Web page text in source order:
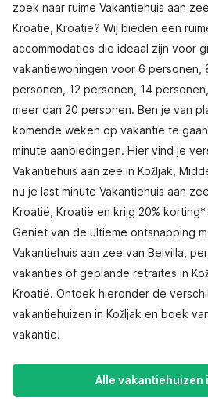
zoek naar ruime Vakantiehuis aan
Kroatië, Kroatië? Wij bieden een
accommodaties die ideaal zijn voor
vakantiewoningen voor 6 personen,
personen, 12 personen, 14
meer dan 20 personen. Ben je van
komende weken op vakantie te
minute aanbiedingen. Hier vind je
Vakantiehuis aan zee in Kožljak,
nu je last minute Vakantiehuis aan
Kroatië, Kroatië en krijg 20%
Geniet van de ultieme ontsnapping
Vakantiehuis aan zee van Belvilla,
vakanties of geplande retraites in
Kroatië. Ontdek hieronder de
vakantiehuizen in Kožljak en boek
vakantie!
Alle vakantiehuizen